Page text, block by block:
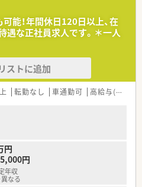
支援（eラーニング）…年間10万円
グ等に掛かる費用を会社負担してい
プライベートも充実してご勤務が可能
、人数が少ない薬局に配属でも安心
フレッシュ休暇制度を設けており、
。
都合での転勤の場合は家賃補助や遠隔
できます（規定あり）
案件となっており、周囲と協力しな
方を優先的に募集しています。
までの方を幅広く募集しており、性
戦したい意欲のある方を歓迎しま
ろんのこと、未経験の方やブランクが
へ向き合える方を求めています。
きく貢献している法人です。
る大手企業のグループ会社であるた
しており将来性も抜群です。
報提供を行うことを大切にしており、
加価値の提供を目指しています。
能！年間休日120日以上、在
遇な正社員求人です。＊一人
ストに追加
転勤なし 車通勤可 高給与(600万円以上)
円
円
年収
なる